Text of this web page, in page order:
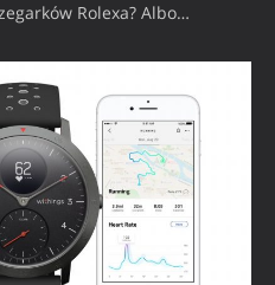
Rolexa? Albo…